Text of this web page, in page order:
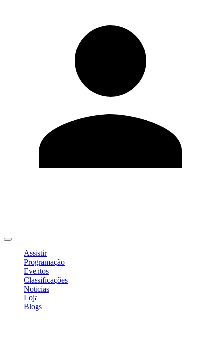
Assistir
Programação
Eventos
Classificações
Notícias
Loja
Blogs